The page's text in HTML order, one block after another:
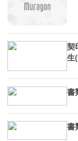
契
生
書
書